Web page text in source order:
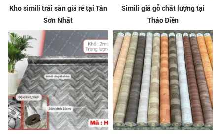
Kho simili trải sàn giá rẻ tại Tân
Sơn Nhất
Simili giả gỗ chất lượng tại
Thảo Điền